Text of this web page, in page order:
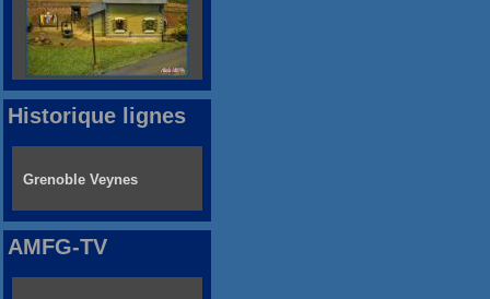
Historique lignes
Grenoble Veynes
AMFG-TV